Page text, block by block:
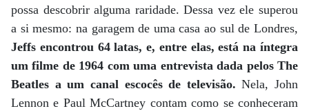
possa descobrir alguma raridade. Dessa vez ele superou
a si mesmo: na garagem de uma casa ao sul de Londres,
Jeffs encontrou 64 latas, e, entre elas, está na íntegra
um filme de 1964 com uma entrevista dada pelos The
Beatles a um canal escocês de televisão. Nela, John
Lennon e Paul McCartney contam como se conheceram